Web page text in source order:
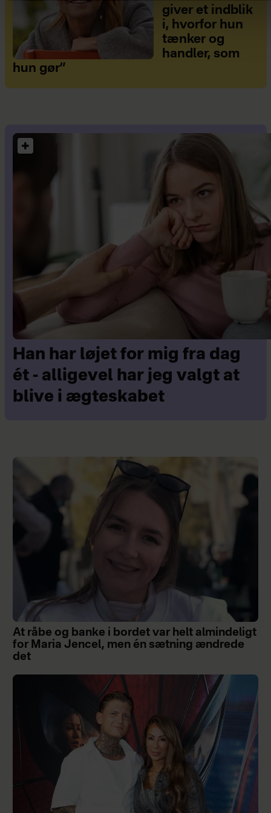
giver et indblik
i, hvorfor hun
tænker og
handler, som
hun gør”
Han har løjet for mig fra dag
ét - alligevel har jeg valgt at
blive i ægteskabet
At råbe og banke i bordet var helt almindeligt
for Maria Jencel, men én sætning ændrede
det